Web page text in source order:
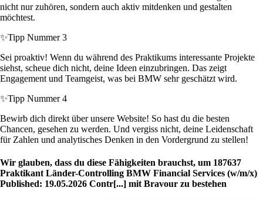
nicht nur zuhören, sondern auch aktiv mitdenken und gestalten
möchtest.
✨Tipp Nummer 3
Sei proaktiv! Wenn du während des Praktikums interessante Projekte
siehst, scheue dich nicht, deine Ideen einzubringen. Das zeigt
Engagement und Teamgeist, was bei BMW sehr geschätzt wird.
✨Tipp Nummer 4
Bewirb dich direkt über unsere Website! So hast du die besten
Chancen, gesehen zu werden. Und vergiss nicht, deine Leidenschaft
für Zahlen und analytisches Denken in den Vordergrund zu stellen!
Wir glauben, dass du diese Fähigkeiten brauchst, um 187637
Praktikant Länder-Controlling BMW Financial Services (w/m/x)
Published: 19.05.2026 Contr[...] mit Bravour zu bestehen